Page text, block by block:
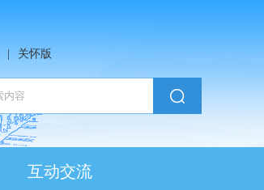
关怀版
互动交流